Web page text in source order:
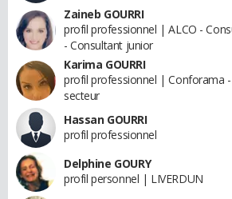
Zaineb GOURRI
profil professionnel | ALCO -
- Consultant junior
Karima GOURRI
profil professionnel | Conforama -
secteur
Hassan GOURRI
profil professionnel
Delphine GOURY
profil personnel | LIVERDUN